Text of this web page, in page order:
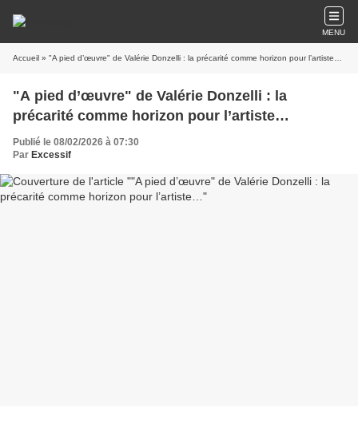
MENU
Accueil » "A pied d’œuvre" de Valérie Donzelli : la précarité comme horizon pour l’artiste…
"A pied d’œuvre" de Valérie Donzelli : la
précarité comme horizon pour l’artiste…
Publié le 08/02/2026 à 07:30
Par Excessif